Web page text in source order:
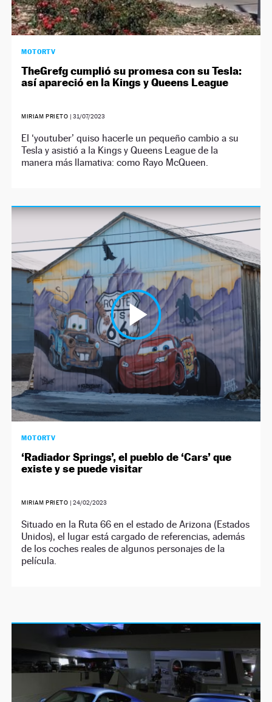
MOTORTV
TheGrefg cumplió su promesa con su Tesla:
así apareció en la Kings y Queens League
MIRIAM PRIETO | 31/07/2023
El ‘youtuber’ quiso hacerle un pequeño cambio a su
Tesla y asistió a la Kings y Queens League de la
manera más llamativa: como Rayo McQueen.
MOTORTV
‘Radiador Springs’, el pueblo de ‘Cars’ que
existe y se puede visitar
MIRIAM PRIETO | 24/02/2023
Situado en la Ruta 66 en el estado de Arizona (Estados
Unidos), el lugar está cargado de referencias, además
de los coches reales de algunos personajes de la
película.